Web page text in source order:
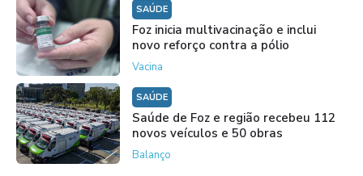
SAÚDE
Foz inicia multivacinação e inclui
novo reforço contra a pólio
Vacina
SAÚDE
Saúde de Foz e região recebeu 112
novos veículos e 50 obras
Balanço